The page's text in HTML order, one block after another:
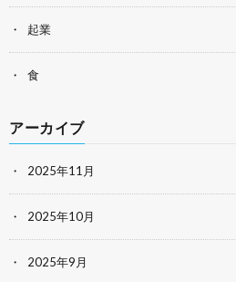
起業
食
アーカイブ
2025年11月
2025年10月
2025年9月